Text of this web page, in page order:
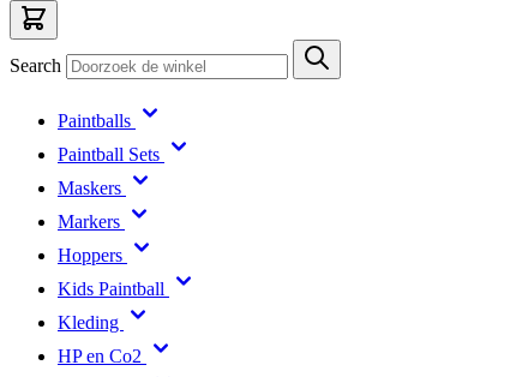
Search
Paintballs
Paintball Sets
Maskers
Markers
Hoppers
Kids Paintball
Kleding
HP en Co2